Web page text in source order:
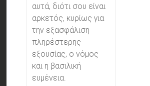
αυτά, διότι σου είναι
αρκετός, κυρίως για
την εξασφάλιση
πληρέστερης
εξουσίας, ο νόμος
και η βασιλική
ευμένεια.